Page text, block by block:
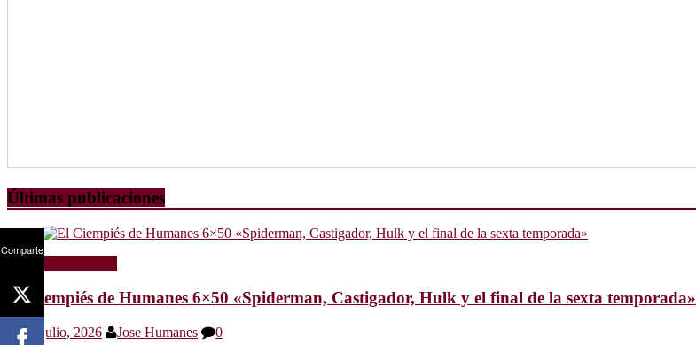
Últimas publicaciones
El Ciempiés de Humanes 6×50 «Spiderman, Castigador, Hulk y el final de la sexta temporada»
30 julio, 2026 Jose Humanes
0
Comparte